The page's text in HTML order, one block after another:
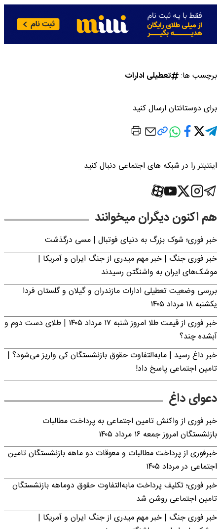
برچسب ها: تعطیلی ادارات
برای دوستانتان ارسال کنید
اینتیتر را در شبکه های اجتماعی دنبال کنید
هم اکنون دیگران میخوانند
خبر فوری؛‌ شوک بزرگ به دنیای فوتبال | مسی درگذشت
خبر فوری جنگ | خبر مهم میدری از جنگ ایران و آمریکا |
موشک‌های ایران به واشنگتن رسیدند
بررسی وضعیت تعطیلی ادارات مازندران و گیلان و گلستان فردا
یکشنبه ۱۸ مرداد ۱۴۰۵
خبر فوری از قیمت طلا امروز شنبه ۱۷ مرداد ۱۴۰۵ | طلای دست دوم و
آبشده چند؟
خبر داغ رسید | مابه‌التفاوت حقوق بازنشستگان کی واریز می‌شود؟ |
تامین اجتماعی پاسخ داد!
دعوای داغ
خبر فوری از واکنش تامین اجتماعی به پرداخت مطالبات
بازنشستگان امروز جمعه ۱۶ مرداد ۱۴۰۵
خبرفوری از پرداخت مطالبات و معوقات دو ماهه بازنشستگان تامین
اجتماعی در مرداد ۱۴۰۵
خبر فوری؛ تکلیف پرداخت مابه‌التفاوت حقوق دوماهه بازنشستگان
تامین اجتماعی روشن شد
خبر فوری جنگ | خبر مهم میدری از جنگ ایران و آمریکا |